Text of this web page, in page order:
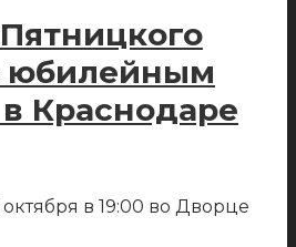
юбилейным
Краснодаре
в 19:00 во Дворце